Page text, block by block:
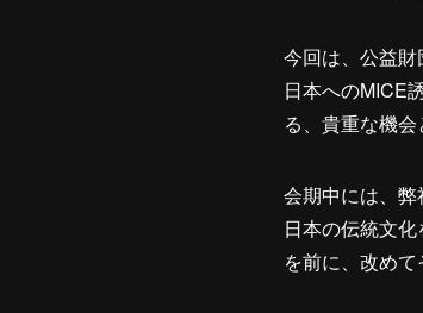
今回は、公益財
日本へのMICE
る、貴重な機会
会期中には、弊
日本の伝統文
を前に、改め